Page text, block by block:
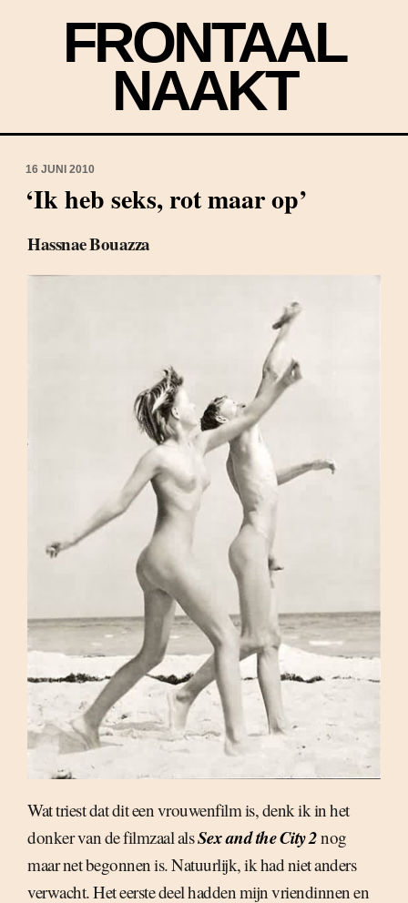
FRONTAAL
NAAKT
16 JUNI 2010
‘Ik heb seks, rot maar op’
Hassnae Bouazza
Wat triest dat dit een vrouwenfilm is, denk ik in het
donker van de filmzaal alsSex and the City 2nog
maar net begonnen is. Natuurlijk, ik had niet anders
verwacht. Het eerste deel hadden mijn vriendinnen en